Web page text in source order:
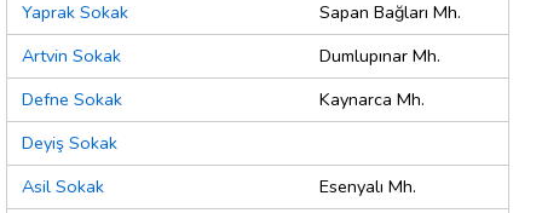
Yaprak Sokak
Sapan Bağları Mh.
Artvin Sokak
Dumlupınar Mh.
Defne Sokak
Kaynarca Mh.
Deyiş Sokak
Asil Sokak
Esenyalı Mh.